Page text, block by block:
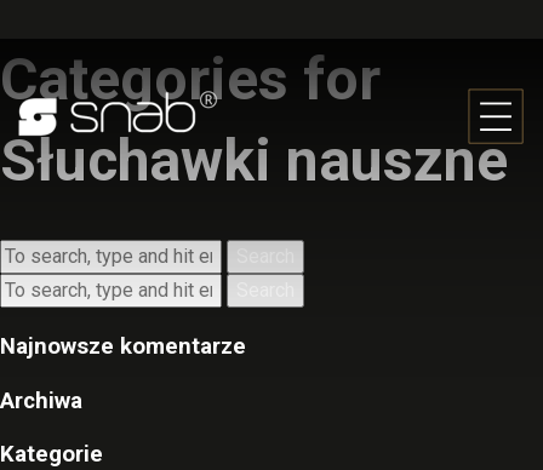
Categories for
Słuchawki nauszne
Najnowsze komentarze
Archiwa
Kategorie